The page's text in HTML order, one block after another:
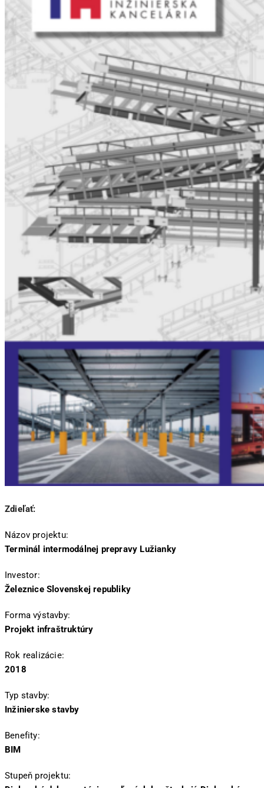
Zdieľať:
Názov projektu:
Terminál intermodálnej prepravy Lužianky
Investor:
Železnice Slovenskej republiky
Forma výstavby:
Projekt infraštruktúry
Rok realizácie:
2018
Typ stavby:
Inžinierske stavby
Benefity:
BIM
Stupeň projektu: